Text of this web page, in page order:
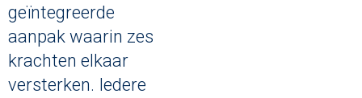
geïntegreerde
aanpak waarin zes
krachten elkaar
versterken. Iedere